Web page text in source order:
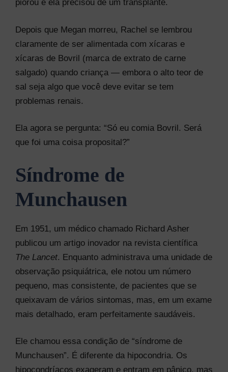
piorou e ela precisou de um transplante.
Depois que Megan morreu, Rachel se lembrou
claramente de ser alimentada com xícaras e
xícaras de Bovril (marca de extrato de carne
salgado) quando criança — embora o alto teor de
sal seja algo que você deve evitar se tem
problemas renais.
Ela agora se pergunta: “Só eu comia Bovril. Será
que foi uma coisa proposital?”
Síndrome de
Munchausen
Em 1951, um médico chamado Richard Asher
publicou um artigo inovador na revista científica
The Lancet. Enquanto administrava uma unidade de
observação psiquiátrica, ele notou um número
pequeno, mas consistente, de pacientes que se
queixavam de vários sintomas, mas, em um exame
mais detalhado, eram perfeitamente saudáveis.
Ele chamou essa condição de “síndrome de
Munchausen”. É diferente da hipocondria. Os
hipocondríacos exageram e entram em pânico, mas